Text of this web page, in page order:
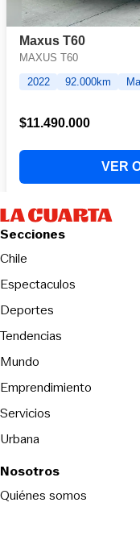
Secciones
Chile
Espectaculos
Deportes
Tendencias
Mundo
Emprendimiento
Servicios
Urbana
Nosotros
Quiénes somos